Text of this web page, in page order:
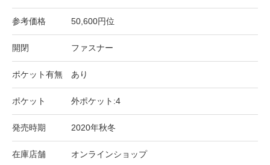
参考価格 50,600円位
開閉 ファスナー
ポケット有無 あり
ポケット 外ポケット:4
発売時期 2020年秋冬
在庫店舗 オンラインショップ